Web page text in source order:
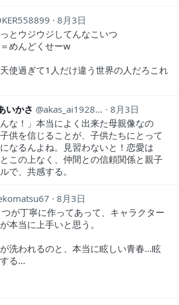
8月3日
とウジウジしてんなこいつ
めんどくせーw
使過ぎて1人だけ違う世界の人だろこれ
いかさ akas_ai19281118
8月3日
んな！」本当によく出来た母親像なの
供を信じることが、子供たちにとって
なるんよね。見習わないと！恋愛は
この上なく、仲間との信頼関係と親子
で、共感する。
8月3日
が丁寧に作ってあって、キャラクター
本当に上手いと思う。
洗われるのと、本当に眩しい青春...眩
る...